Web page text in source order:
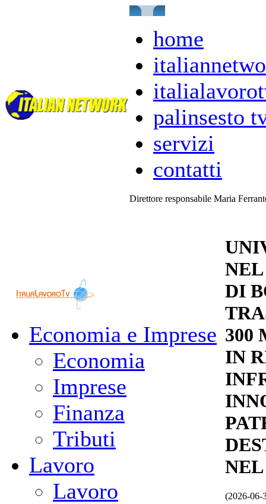
home
palinsesto
servizi
contatti
Direttore responsabile Maria
Economia e Imprese
Economia
Imprese
Finanza
Tributi
Lavoro
Lavoro
DI
300
IN
(2026-06-